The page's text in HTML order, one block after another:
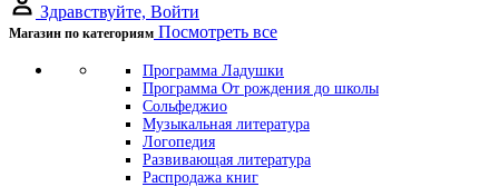
Здравствуйте, Войти
Магазин по категориям Посмотреть все
Программа Ладушки
Программа От рождения до школы
Сольфеджио
Музыкальная литература
Логопедия
Развивающая литература
Распродажа книг